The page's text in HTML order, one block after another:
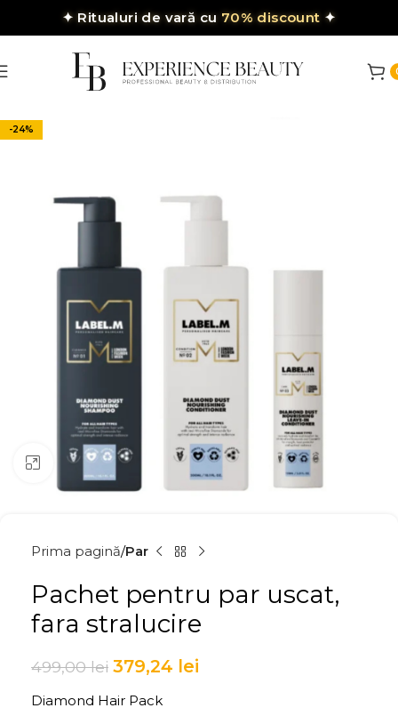
✦ Ritualuri de vară cu 70% discount ✦
-24%
Click to enlarge
Prima pagină Par
Pachet pentru par uscat,
fara stralucire
499,00lei 379,24 lei
Diamond Hair Pack